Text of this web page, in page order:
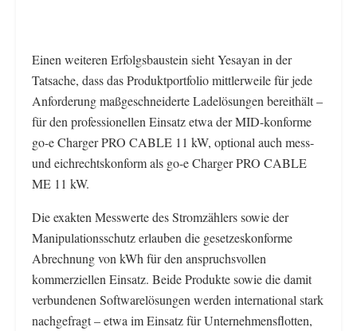
Einen weiteren Erfolgsbaustein sieht Yesayan in der
Tatsache, dass das Produktportfolio mittlerweile für jede
Anforderung maßgeschneiderte Ladelösungen bereithält –
für den professionellen Einsatz etwa der MID-konforme
go-e Charger PRO CABLE 11 kW, optional auch mess-
und eichrechtskonform als go-e Charger PRO CABLE
ME 11 kW.
Die exakten Messwerte des Stromzählers sowie der
Manipulationsschutz erlauben die gesetzeskonforme
Abrechnung von kWh für den anspruchsvollen
kommerziellen Einsatz. Beide Produkte sowie die damit
verbundenen Softwarelösungen werden international stark
nachgefragt – etwa im Einsatz für Unternehmensflotten,